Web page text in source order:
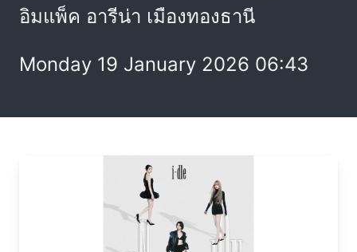
อิมแพ็ค อารีน่า เมืองทองธานี
Monday 19 January 2026 06:43